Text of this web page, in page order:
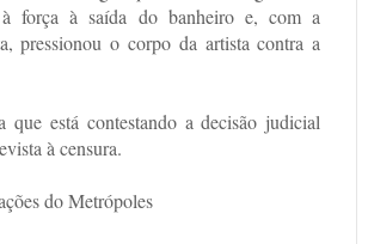
à força à saída do banheiro e, com a
pressionou o corpo da artista contra a
que está contestando a decisão judicial
à censura.
do Metrópoles